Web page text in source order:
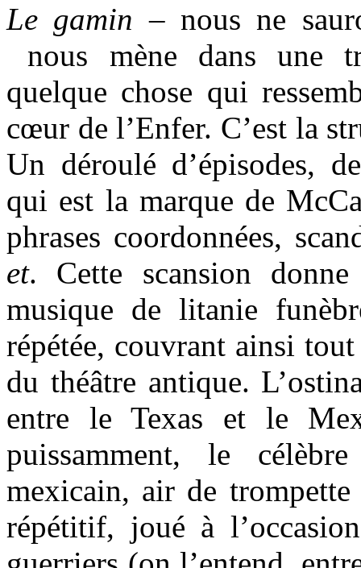
Le gamin – nous ne
nous mène dans une
quelque chose qui
cœur de l’Enfer. C’est la
Un déroulé d’épisodes,
qui est la marque de
phrases coordonnées,
et. Cette scansion
musique de litanie
répétée, couvrant ainsi
du théâtre antique.
entre le Texas et le
puissamment, le
mexicain, air de
répétitif, joué à